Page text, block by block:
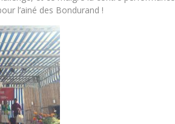
l’ainé des Bondurand !